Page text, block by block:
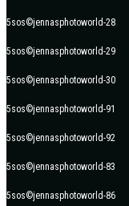
5sos©jennasphotoworld-28
5sos©jennasphotoworld-29
5sos©jennasphotoworld-30
5sos©jennasphotoworld-91
5sos©jennasphotoworld-92
5sos©jennasphotoworld-83
5sos©jennasphotoworld-86